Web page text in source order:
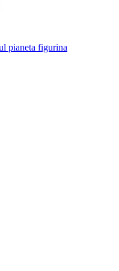
pianeta figurina